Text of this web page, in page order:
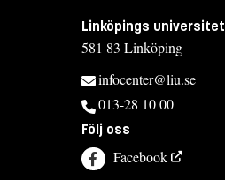
Linköpings universitet
581 83 Linköping
infocenter@liu.se
013-28 10 00
Följ oss
Facebook